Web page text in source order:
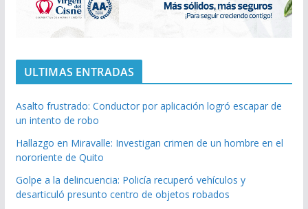
ULTIMAS ENTRADAS
Asalto frustrado: Conductor por aplicación logró escapar de
un intento de robo
Hallazgo en Miravalle: Investigan crimen de un hombre en el
nororiente de Quito
Golpe a la delincuencia: Policía recuperó vehículos y
desarticuló presunto centro de objetos robados